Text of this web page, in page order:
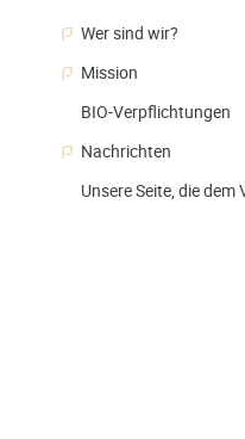
Wer sind wir?
Mission
BIO-Verpflichtungen
Nachrichten
Unsere Seite, die